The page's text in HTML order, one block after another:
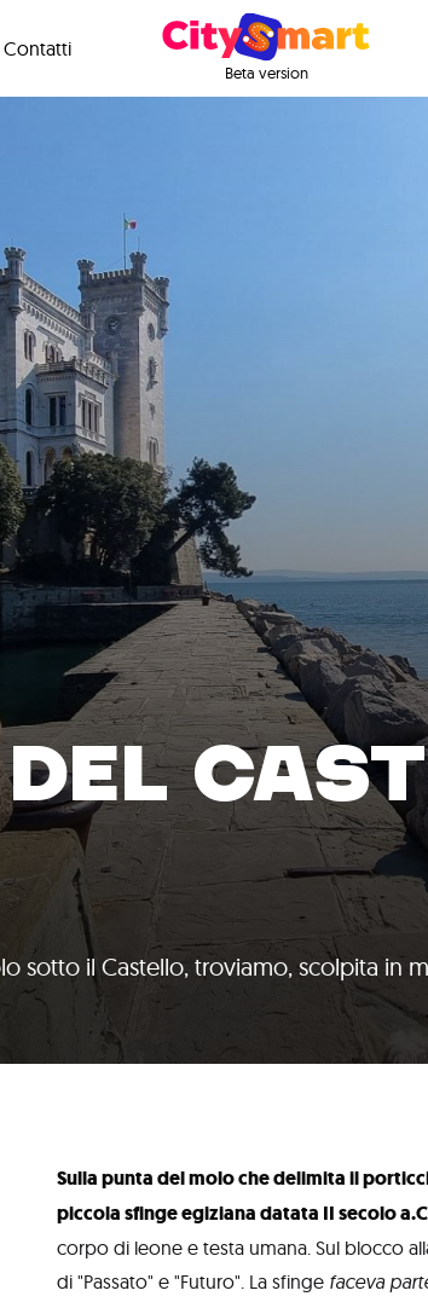
Contatti
Beta version
sotto il Castello, troviamo, scolpita in
Sulla punta del molo che delimita il
piccola sfinge egiziana datata II secolo
corpo di leone e testa umana. Sul blocco
di "Passato" e "Futuro". La sfinge faceva